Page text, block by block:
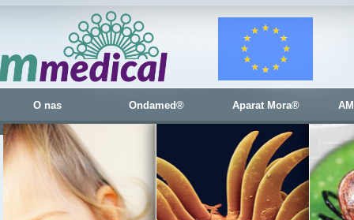
O nas Ondamed® Aparat Mora®